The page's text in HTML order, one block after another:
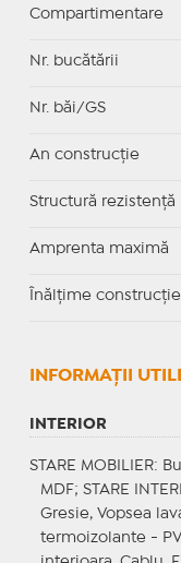
Compartimentare
Nr. bucătării
Nr. băi/GS
An construcție
Structură rezistență
Amprenta maximă
Înălțime construcție
INFORMAŢII
INTERIOR
STARE MOBILIER:
MDF; STARE
Gresie, Vopsea
termoizolante -